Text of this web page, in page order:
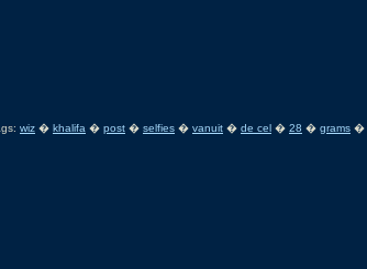
wiz � khalifa � post � selfies � vanuit � de cel � 28 � grams �